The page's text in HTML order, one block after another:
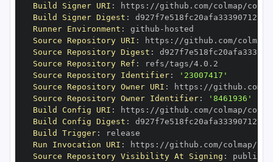
Build Signer URI : https : //github.com/colmap/
Build Signer Digest :
Runner Environment : github -
Source Repository URI : https :
Source Repository Digest :
Source Repository Ref :
Source Repository Identifier:
'23007417'
Source Repository Owner URI : https :
Source Repository Owner Identifier:
'8461936'
Build Config URI : https : //github.com/colmap/
Build Config Digest :
Build Trigger:
Run Invocation URI : https :
Source Repository Visibility At Signing :